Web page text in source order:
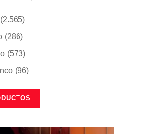
(2.565)
(286)
(573)
(96)